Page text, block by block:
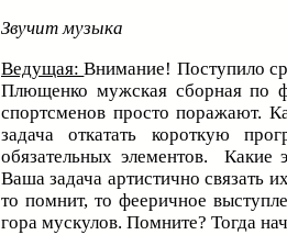
Звучит музыка
Ведущая:Внимание! Поступило
Плющенко мужская сборная по
спортсменов просто поражают.
задача откатать короткую
обязательных элементов. Какие
Ваша задача артистично связать
то помнит, то фееричное
гора мускулов. Помните? Тогда